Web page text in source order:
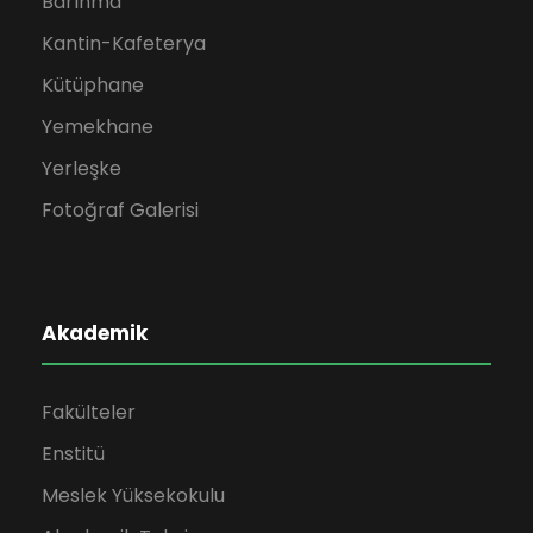
Kantin-Kafeterya
Kütüphane
Yemekhane
Yerleşke
Fotoğraf Galerisi
Akademik
Fakülteler
Enstitü
Meslek Yüksekokulu